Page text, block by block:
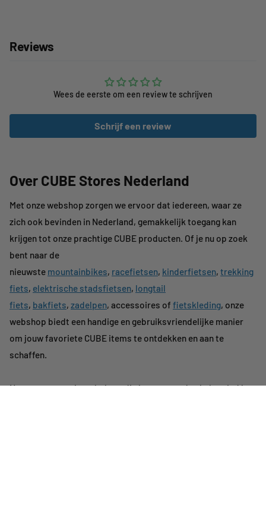
Reviews
Wees de eerste om een review te schrijven
Schrijf een review
Over CUBE Stores Nederland
Met onze webshop zorgen we ervoor dat iedereen, waar ze
zich ook bevinden in Nederland, gemakkelijk toegang kan
krijgen tot onze prachtige CUBE producten. Of je nu op zoek
bent naar de
nieuwste mountainbikes, racefietsen, kinderfietsen, trekking
fiets, elektrische stadsfietsen, longtail
fiets, bakfiets, zadelpen, accessoires of fietskleding, onze
webshop biedt een handige en gebruiksvriendelijke manier
om jouw favoriete CUBE items te ontdekken en aan te
schaffen.
Naast onze mooie webshop, die je nu gevonden hebt, vind je